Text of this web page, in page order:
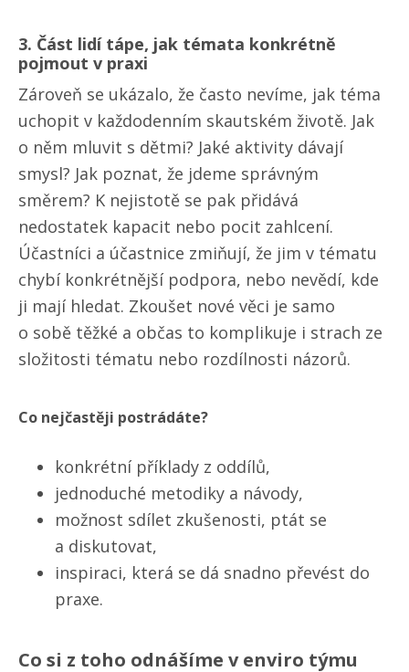
3. Část lidí tápe, jak témata konkrétně
pojmout v praxi
Zároveň se ukázalo, že často nevíme, jak téma
uchopit v každodenním skautském životě. Jak
o něm mluvit s dětmi? Jaké aktivity dávají
smysl? Jak poznat, že jdeme správným
směrem? K nejistotě se pak přidává
nedostatek kapacit nebo pocit zahlcení.
Účastníci a účastnice zmiňují, že jim v tématu
chybí konkrétnější podpora, nebo nevědí, kde
ji mají hledat. Zkoušet nové věci je samo
o sobě těžké a občas to komplikuje i strach ze
složitosti tématu nebo rozdílnosti názorů.
Co nejčastěji postrádáte?
konkrétní příklady z oddílů,
jednoduché metodiky a návody,
možnost sdílet zkušenosti, ptát se
a diskutovat,
inspiraci, která se dá snadno převést do
praxe.
Co si z toho odnášíme v enviro týmu